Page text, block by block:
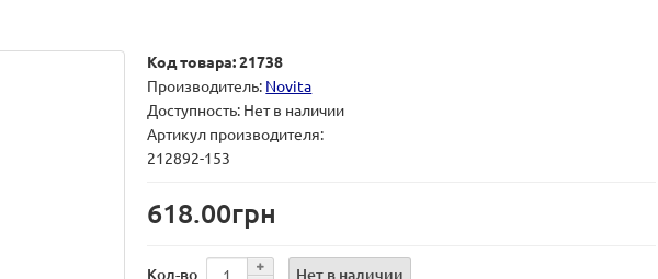
Код товара: 21738
Производитель: Novita
Доступность: Нет в наличии
Артикул производителя:
212892-153
618.00грн
Кол-во Нет в наличии